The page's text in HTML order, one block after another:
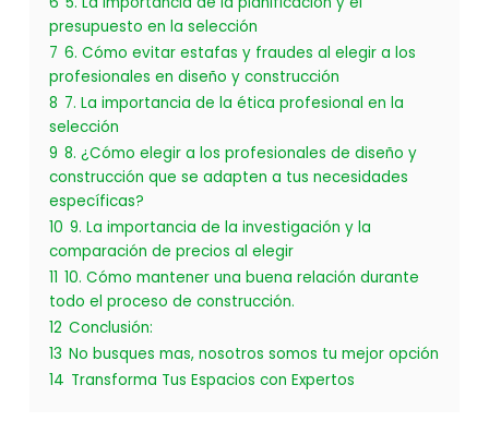
presupuesto en la selección
7 6. Cómo evitar estafas y fraudes al elegir a los
profesionales en diseño y construcción
8 7. La importancia de la ética profesional en la
selección
9 8. ¿Cómo elegir a los profesionales de diseño y
construcción que se adapten a tus necesidades
específicas?
10 9. La importancia de la investigación y la
comparación de precios al elegir
11 10. Cómo mantener una buena relación durante
todo el proceso de construcción.
12 Conclusión:
13 No busques mas, nosotros somos tu mejor opción
14 Transforma Tus Espacios con Expertos